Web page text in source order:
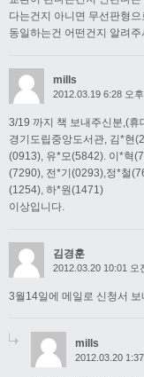
다는건지 아니면 무선판형
동일하는건 어떤건지 알려
mills
2012.03.19 6:28 오후
3/19 까지 책 보내주신분,(휴
경기도립중앙도서관, 김*현
(0913), 유*모(5842). 이*혁
(7290), 전*기(0293),정*철
(1254), 하*원(1471)
이상입니다.
김경훈
2012.03.20 10:01 오
3월14일에 메일로 신청서
mills
2012.03.20